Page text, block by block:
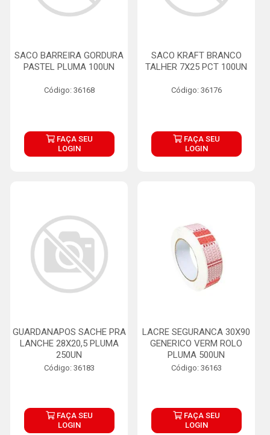
SACO BARREIRA GORDURA
PASTEL PLUMA 100UN
Código: 36168
FAÇA SEU
LOGIN
SACO KRAFT BRANCO
TALHER 7X25 PCT 100UN
Código: 36176
FAÇA SEU
LOGIN
GUARDANAPOS SACHE PRA
LANCHE 28X20,5 PLUMA
250UN
Código: 36183
FAÇA SEU
LOGIN
LACRE SEGURANCA 30X90
GENERICO VERM ROLO
PLUMA 500UN
Código: 36163
FAÇA SEU
LOGIN